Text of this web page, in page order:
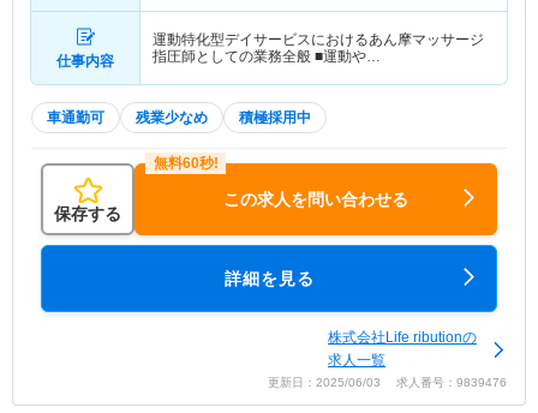
仕事内容
運動特化型デイサービスにおけるあん摩マッサージ
指圧師としての業務全般 ■運動や…
車通勤可 残業少なめ 積極採用中
保存する
この求人を問い合わせる
詳細を見る
株式会社Life ributionの
求人一覧
更新日：2025/06/03 求人番号：9839476